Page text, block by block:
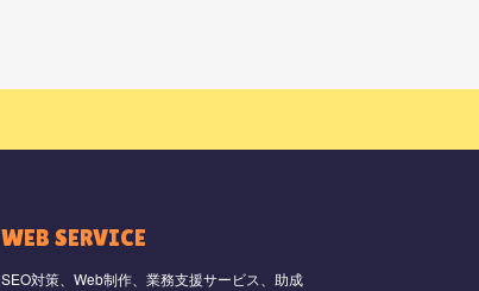
WEB SERVICE
SEO対策、Web制作、業務支援サービス、助成